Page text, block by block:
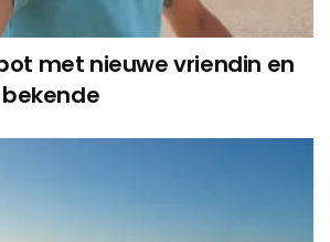
met nieuwe vriendin en
bekende